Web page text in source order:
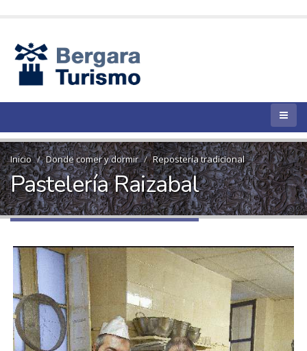
Inicio Donde comer y dormir Repostería tradicional
Pastelería Raizabal